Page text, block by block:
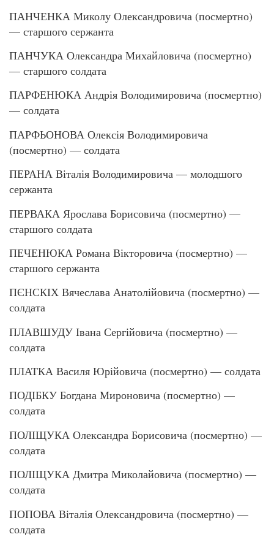
ПАНЧЕНКА Миколу Олександровича (посмертно)
— старшого сержанта
ПАНЧУКА Олександра Михайловича (посмертно)
— старшого солдата
ПАРФЕНЮКА Андрія Володимировича (посмертно)
— солдата
ПАРФЬОНОВА Олексія Володимировича
(посмертно) — солдата
ПЕРАНА Віталія Володимировича — молодшого
сержанта
ПЕРВАКА Ярослава Борисовича (посмертно) —
старшого солдата
ПЕЧЕНЮКА Романа Вікторовича (посмертно) —
старшого сержанта
ПЄНСКІХ Вячеслава Анатолійовича (посмертно) —
солдата
ПЛАВШУДУ Івана Сергійовича (посмертно) —
солдата
ПЛАТКА Василя Юрійовича (посмертно) — солдата
ПОДІБКУ Богдана Мироновича (посмертно) —
солдата
ПОЛІЩУКА Олександра Борисовича (посмертно) —
солдата
ПОЛІЩУКА Дмитра Миколайовича (посмертно) —
солдата
ПОПОВА Віталія Олександровича (посмертно) —
солдата